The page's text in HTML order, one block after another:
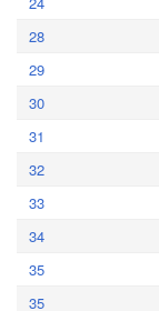
28
29
30
31
32
33
34
35
35